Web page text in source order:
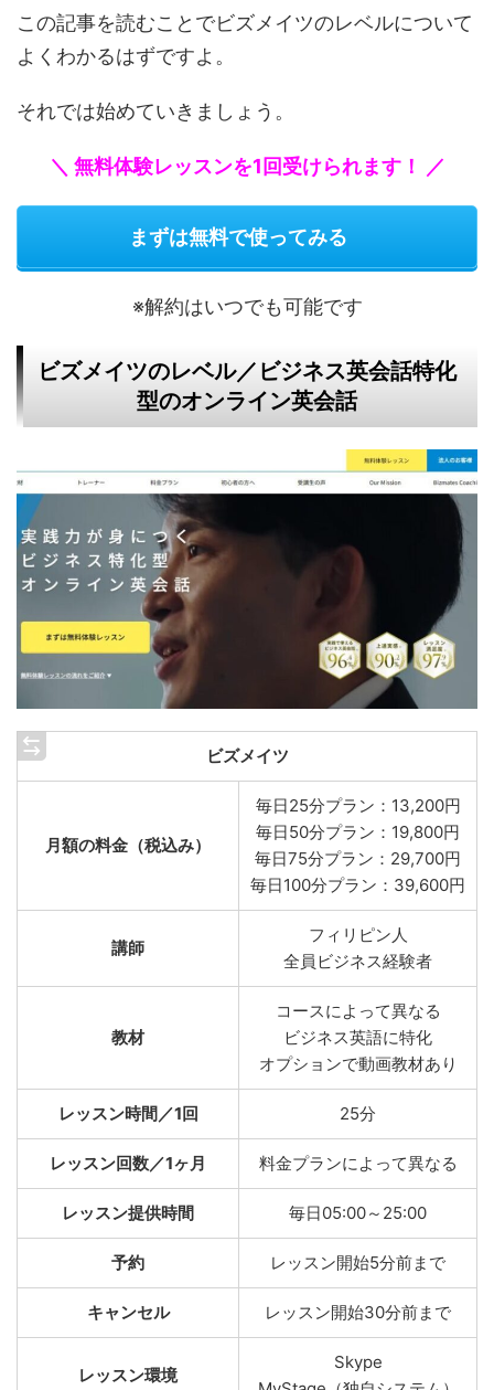
この記事を読むことでビズメイツのレベルについて
よくわかるはずですよ。
それでは始めていきましょう。
＼ 無料体験レッスンを1回受けられます！ ／
まずは無料で使ってみる
※解約はいつでも可能です
ビズメイツのレベル／ビジネス英会話特化
型のオンライン英会話
ビズメイツ
月額の料金（税込み）
毎日25分プラン：13,200円
毎日50分プラン：19,800円
毎日75分プラン：29,700円
毎日100分プラン：39,600円
講師
フィリピン人
全員ビジネス経験者
教材
コースによって異なる
ビジネス英語に特化
オプションで動画教材あり
レッスン時間／1回 25分
レッスン回数／1ヶ月 料金プランによって異なる
レッスン提供時間 毎日05:00～25:00
予約 レッスン開始5分前まで
キャンセル レッスン開始30分前まで
レッスン環境
Skype